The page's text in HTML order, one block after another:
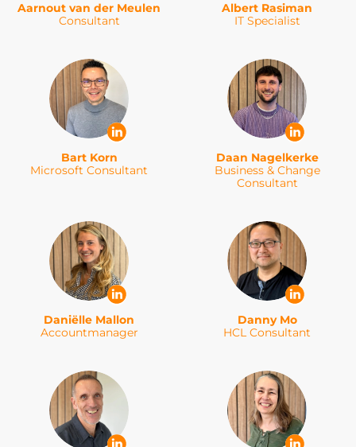
Aarnout van der Meulen
Consultant
Albert Rasiman
IT Specialist
Bart Korn
Microsoft Consultant
Daan Nagelkerke
Business & Change
Consultant
Daniëlle Mallon
Accountmanager
Danny Mo
HCL Consultant